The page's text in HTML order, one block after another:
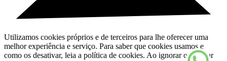
Utilizamos cookies próprios e de terceiros para lhe oferecer uma
melhor experiência e serviço. Para saber que cookies usamos e
como os desativar, leia a política de cookies. Ao ignorar ou fechar